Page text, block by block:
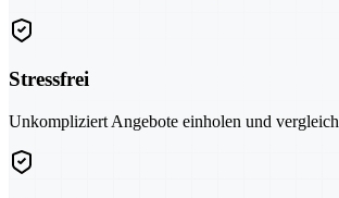
Stressfrei
Unkompliziert Angebote einholen und